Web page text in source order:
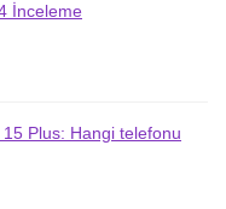
İnceleme
Plus: Hangi telefonu